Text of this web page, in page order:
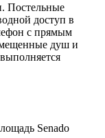
Постельные
доступ в
с прямым
душ и
Senado